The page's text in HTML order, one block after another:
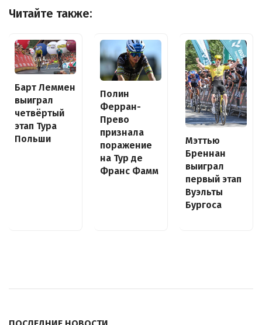
Читайте также:
Барт Леммен
выиграл
четвёртый
этап Тура
Польши
Полин
Ферран-
Прево
признала
поражение
на Тур де
Франс Фамм
Мэттью
Бреннан
выиграл
первый этап
Вуэльты
Бургоса